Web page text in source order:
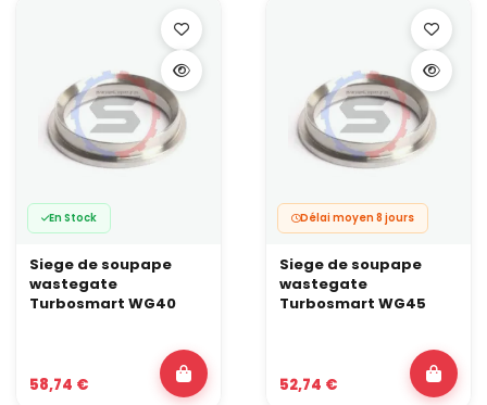
En Stock
Siege de soupape
wastegate
Turbosmart WG40
58,74 €
Délai moyen 8 jours
Siege de soupape
wastegate
Turbosmart WG45
52,74 €